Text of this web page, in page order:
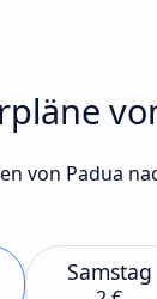
von Padua
Samstag